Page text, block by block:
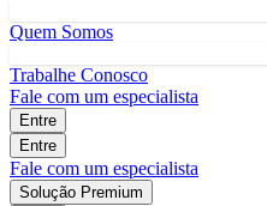
Quem Somos
Trabalhe Conosco
Fale com um especialista
Entre
Entre
Fale com um especialista
Solução Premium